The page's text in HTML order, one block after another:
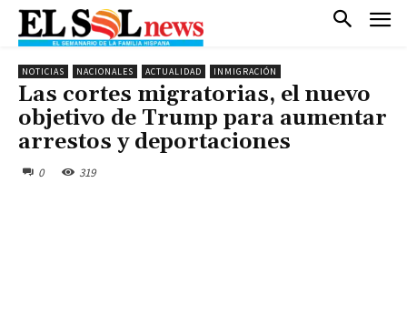
NOTICIAS NACIONALES ACTUALIDAD INMIGRACIÓN
Las cortes migratorias, el nuevo
objetivo de Trump para aumentar
arrestos y deportaciones
0 319